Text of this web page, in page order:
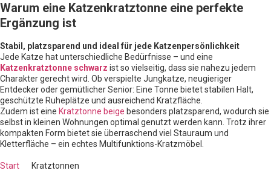
Warum eine Katzenkratztonne eine perfekte
Ergänzung ist
Stabil, platzsparend und ideal für jede Katzenpersönlichkeit
Jede Katze hat unterschiedliche Bedürfnisse – und eine
Katzenkratztonne schwarz ist so vielseitig, dass sie nahezu jedem
Charakter gerecht wird. Ob verspielte Jungkatze, neugieriger
Entdecker oder gemütlicher Senior: Eine Tonne bietet stabilen Halt,
geschützte Ruheplätze und ausreichend Kratzfläche.
Zudem ist eine Kratztonne beige besonders platzsparend, wodurch sie
selbst in kleinen Wohnungen optimal genutzt werden kann. Trotz ihrer
kompakten Form bietet sie überraschend viel Stauraum und
Kletterfläche – ein echtes Multifunktions-Kratzmöbel.
Start Kratztonnen